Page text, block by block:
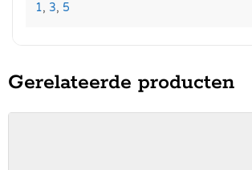
1, 3, 5
Gerelateerde producten